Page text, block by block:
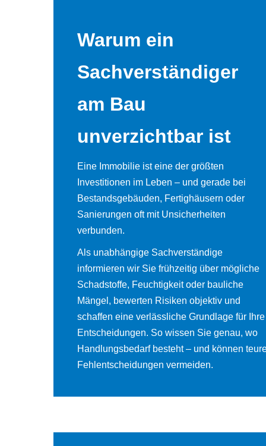
Warum ein
Sachverständiger
am Bau
unverzichtbar ist
Eine Immobilie ist eine der größten
Investitionen im Leben – und gerade bei
Bestandsgebäuden, Fertighäusern oder
Sanierungen oft mit Unsicherheiten
verbunden.
Als unabhängige Sachverständige
informieren wir Sie frühzeitig über mögliche
Schadstoffe, Feuchtigkeit oder bauliche
Mängel, bewerten Risiken objektiv und
schaffen eine verlässliche Grundlage für Ihre
Entscheidungen. So wissen Sie genau, wo
Handlungsbedarf besteht – und können
Fehlentscheidungen vermeiden.